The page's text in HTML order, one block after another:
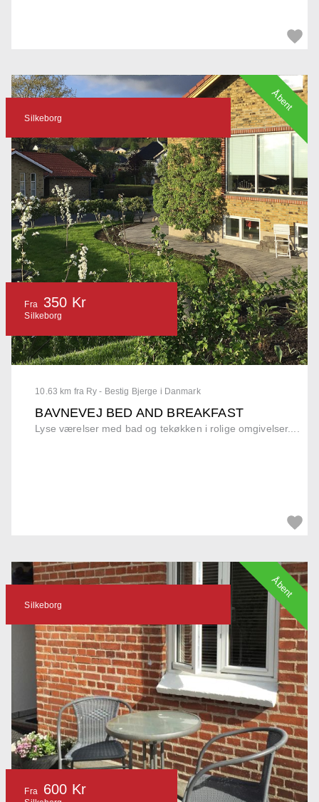
10.63 km fra Ry - Bestig Bjerge i Danmark
BAVNEVEJ BED AND BREAKFAST
Lyse værelser med bad og tekøkken i rolige omgivelser....
Silkeborg
Fra 350 Kr
Silkeborg
Åbent
Silkeborg
Fra 600 Kr
Åbent